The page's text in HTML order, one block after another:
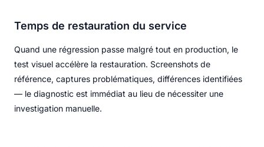
Temps de restauration du service
Quand une régression passe malgré tout en production, le
test visuel accélère la restauration. Screenshots de
référence, captures problématiques, différences identifiées
— le diagnostic est immédiat au lieu de nécessiter une
investigation manuelle.